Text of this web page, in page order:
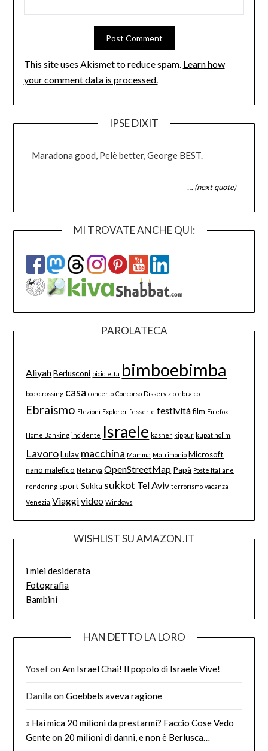
This site uses Akismet to reduce spam. Learn how
your comment data is processed.
IPSE DIXIT
Maradona good, Pelè better, George BEST.
… (next quote)
MI TROVATE ANCHE QUI:
PAROLATECA
Aliyah Berlusconi bicicletta bimboebimba
bookcrossing casa concerto Concorso Disservizio ebraico
Ebraismo Elezioni Explorer fesserie festività film Firefox
Home Banking incidente Israele kasher kippur kupat holim
Lavoro Lulav macchina Mamma Matrimonio Microsoft
nano malefico Netanya OpenStreetMap Papà Poste Italiane
rendering sport Sukka sukkot Tel Aviv terrorismo vacanza
Venezia Viaggivideo Windows
WISHLIST SU AMAZON.IT
i miei desiderata
Fotografia
Bambini
HAN DETTO LA LORO
Yosefon Am Israel Chai! Il popolo di Israele Vive!
Danila onGoebbels aveva ragione
» Hai mica 20 milioni da prestarmi? Faccio Cose Vedo
Genteon 20 milioni di danni, e non è Berlusca…